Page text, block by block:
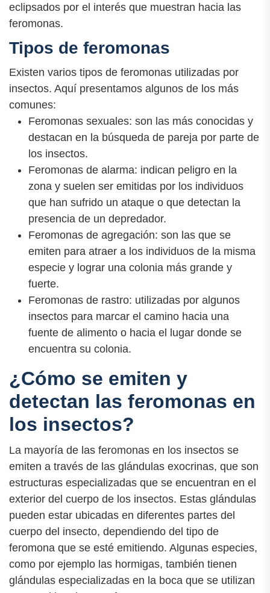
eclipsados por el interés que muestran hacia las
feromonas.
Tipos de feromonas
Existen varios tipos de feromonas utilizadas por
insectos. Aquí presentamos algunos de los más
comunes:
Feromonas sexuales: son las más conocidas y
destacan en la búsqueda de pareja por parte de
los insectos.
Feromonas de alarma: indican peligro en la
zona y suelen ser emitidas por los individuos
que han sufrido un ataque o que detectan la
presencia de un depredador.
Feromonas de agregación: son las que se
emiten para atraer a los individuos de la misma
especie y lograr una colonia más grande y
fuerte.
Feromonas de rastro: utilizadas por algunos
insectos para marcar el camino hacia una
fuente de alimento o hacia el lugar donde se
encuentra su colonia.
¿Cómo se emiten y
detectan las feromonas en
los insectos?
La mayoría de las feromonas en los insectos se
emiten a través de las glándulas exocrinas, que son
estructuras especializadas que se encuentran en el
exterior del cuerpo de los insectos. Estas glándulas
pueden estar ubicadas en diferentes partes del
cuerpo del insecto, dependiendo del tipo de
feromona que se esté emitiendo. Algunas especies,
como por ejemplo las hormigas, también tienen
glándulas especializadas en la boca que se utilizan